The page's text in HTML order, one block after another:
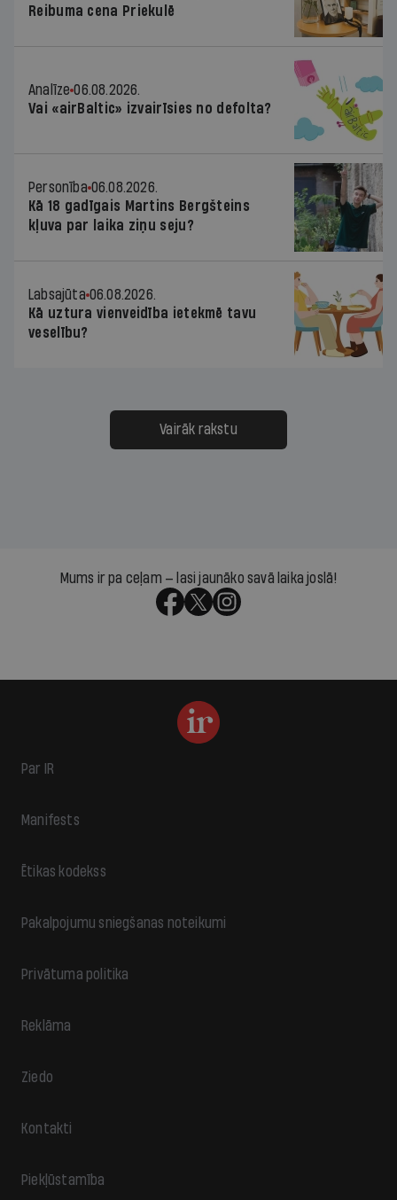
Reibuma cena Priekulē
Analīze 06.08.2026.
Vai «airBaltic» izvairīsies no defolta?
Personība 06.08.2026.
Kā 18 gadīgais Martins Bergšteins
kļuva par laika ziņu seju?
Labsajūta 06.08.2026.
Kā uztura vienveidība ietekmē tavu
veselību?
Vairāk rakstu
Mums ir pa ceļam — lasi jaunāko savā laika joslā!
Par IR
Manifests
Ētikas kodekss
Pakalpojumu sniegšanas noteikumi
Privātuma politika
Reklāma
Ziedo
Kontakti
Piekļūstamība